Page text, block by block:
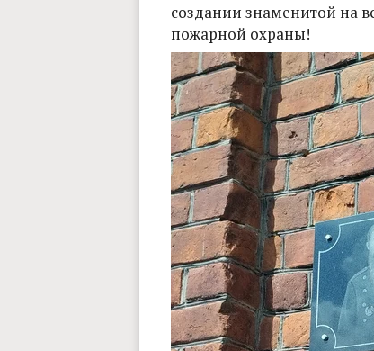
создании знаменитой на
пожарной охраны!